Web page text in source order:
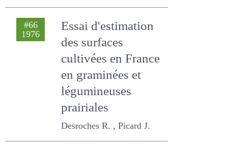
Hentgen A. , Desroches R.
#66
Essai d'estimation
des surfaces
cultivées en
France en
graminées et
légumineuses
prairiales